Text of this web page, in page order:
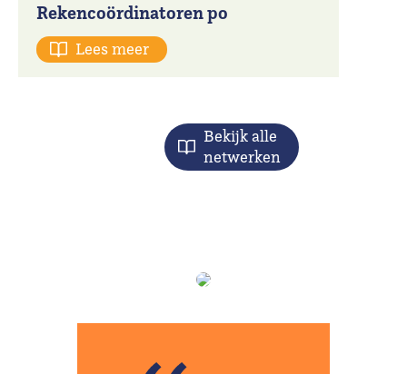
Rekencoördinatoren po
Lees meer
Bekijk alle
netwerken